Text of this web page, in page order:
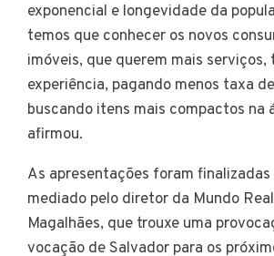
exponencial e longevidade da
temos que conhecer os novos
imóveis, que querem mais serviços,
experiência, pagando menos taxa
buscando itens mais compactos na
afirmou.
As apresentações foram finalizadas
mediado pelo diretor da Mundo
Magalhães, que trouxe uma
vocação de Salvador para os